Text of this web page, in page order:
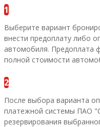
1
Выберите вариант
внести предоплату либо
автомобиля. Предоплата
полной стоимости
2
После выбора варианта
платежной системы ПАО
резервирования